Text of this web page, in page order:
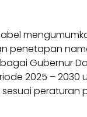
penetapan
Gubernur
2025 – 2030
peraturan